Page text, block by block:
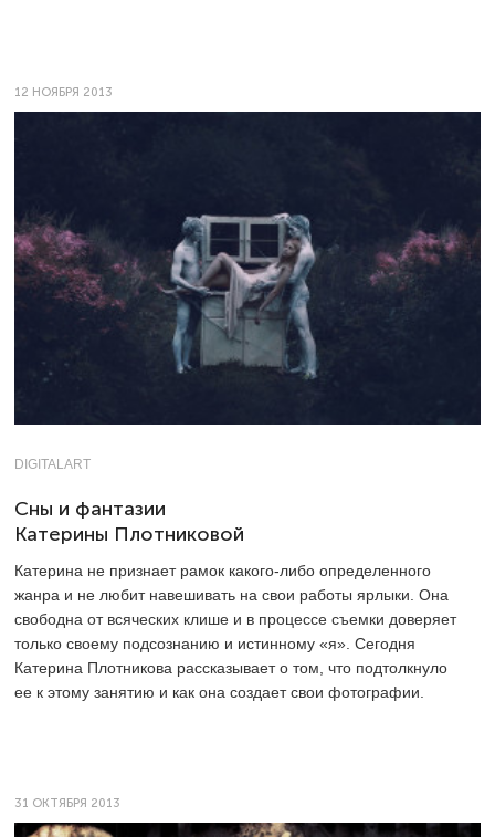
12 НОЯБРЯ 2013
DIGITALART
Сны и фантазии
Катерины Плотниковой
Катерина не признает рамок какого-либо определенного
жанра и не любит навешивать на свои работы ярлыки. Она
свободна от всяческих клише и в процессе съемки доверяет
только своему подсознанию и истинному «я». Сегодня
Катерина Плотникова рассказывает о том, что подтолкнуло
ее к этому занятию и как она создает свои фотографии.
31 ОКТЯБРЯ 2013